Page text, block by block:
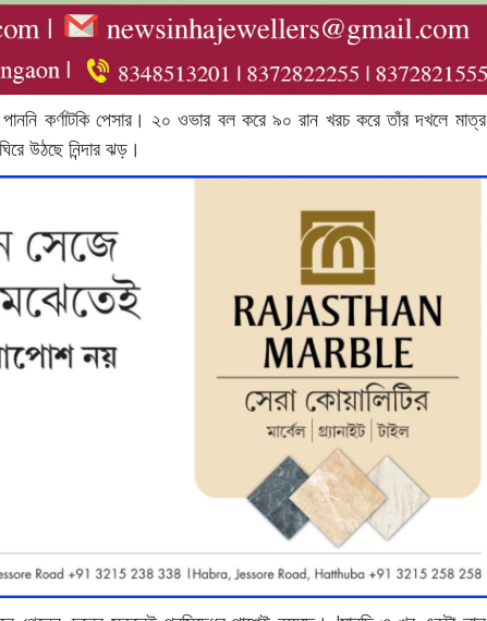
পাননি কর্ণাটকি পেসার। ২০ ওভার বল করে ৯০ রান খরচ করে তাঁর দখলে মাত্র
উঠছে নিন্দার ঝড়।